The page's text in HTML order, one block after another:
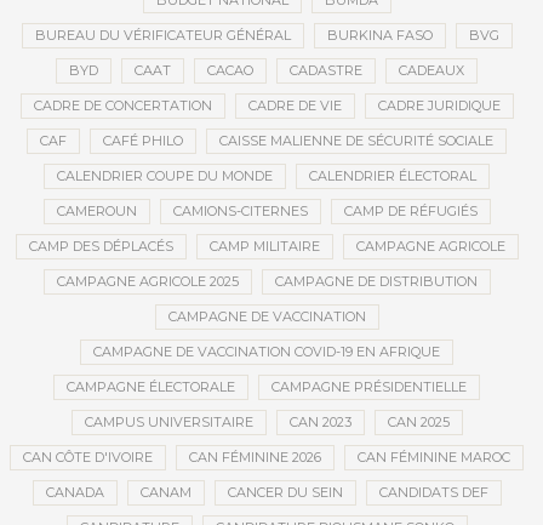
BUREAU DU VÉRIFICATEUR GÉNÉRAL BURKINA FASO BVG
BYD CAAT CACAO CADASTRE CADEAUX
CADRE DE CONCERTATION CADRE DE VIE CADRE JURIDIQUE
CAF CAFÉ PHILO CAISSE MALIENNE DE SÉCURITÉ SOCIALE
CALENDRIER COUPE DU MONDE CALENDRIER ÉLECTORAL
CAMEROUN CAMIONS-CITERNES CAMP DE RÉFUGIÉS
CAMP DES DÉPLACÉS CAMP MILITAIRE CAMPAGNE AGRICOLE
CAMPAGNE AGRICOLE 2025 CAMPAGNE DE DISTRIBUTION
CAMPAGNE DE VACCINATION
CAMPAGNE DE VACCINATION COVID-19 EN AFRIQUE
CAMPAGNE ÉLECTORALE CAMPAGNE PRÉSIDENTIELLE
CAMPUS UNIVERSITAIRE CAN 2023 CAN 2025
CAN CÔTE D'IVOIRE CAN FÉMININE 2026 CAN FÉMININE MAROC
CANADA CANAM CANCER DU SEIN CANDIDATS DEF